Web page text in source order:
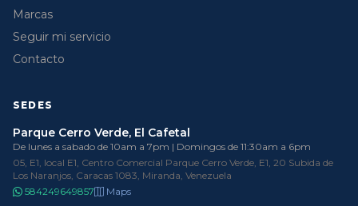
Marcas
Seguir mi servicio
Contacto
SEDES
Parque Cerro Verde, El Cafetal
De lunes a sabado de 10am a 7pm | Domingos de 11:30am a 6pm
05, E1, local E1, Centro Comercial Parque Cerro Verde, E1, 20 Subida de
Los Naranjos, Caracas 1083, Miranda, Venezuela
584249649857
Maps